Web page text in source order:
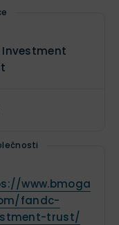
Investment
www.bmoga
fandc-
trust/